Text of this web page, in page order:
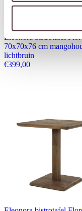
Eleonora bistrotafel
70x70x76 cm
lichtbruin
€399,00